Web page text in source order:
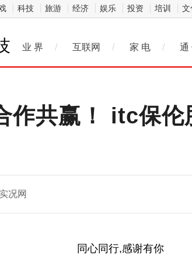
科技 旅游 经济 娱乐 投资 培训 文
业 界 / 互联网 / 家 电 / 通
作共赢！ itc保
况网
同心同行,感谢有你